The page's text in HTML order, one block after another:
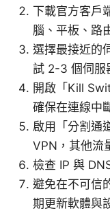
下載官方客戶
腦、平板、路
選擇最接近的
試 2-3 個伺服
開啟「Kill
確保在連線中
啟用「分割通
VPN，其他流
檢查 IP 與
避免在不可信
期更新軟體與